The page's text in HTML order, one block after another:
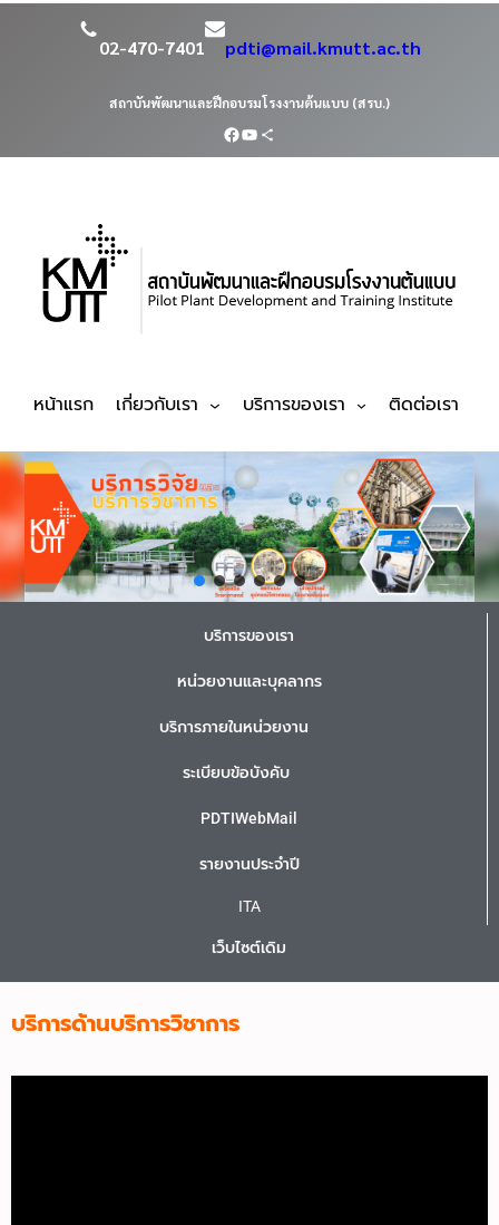
02-470-7401 pdti@mail.kmutt.ac.th
สถาบันพัฒนาและฝึกอบรมโรงงานต้นแบบ (สรบ.)
หน้าแรก เกี่ยวกับเรา บริการของเรา ติดต่อเรา
บริการของเรา
หน่วยงานและบุคลากร
บริการภายในหน่วยงาน
ระเบียบข้อบังคับ
PDTIWebMail
รายงานประจำปี
ITA
เว็บไซต์เดิม
บริการด้านบริการวิชาการ